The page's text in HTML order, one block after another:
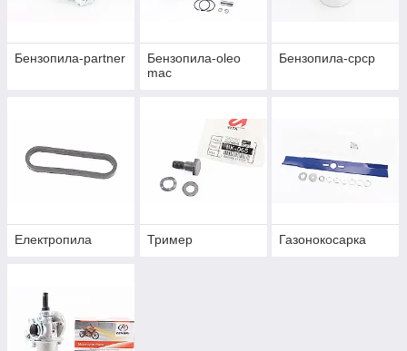
Бензопила-partner
Бензопила-oleo
mac
Бензопила-срср
Електропила Тример Газонокосарка